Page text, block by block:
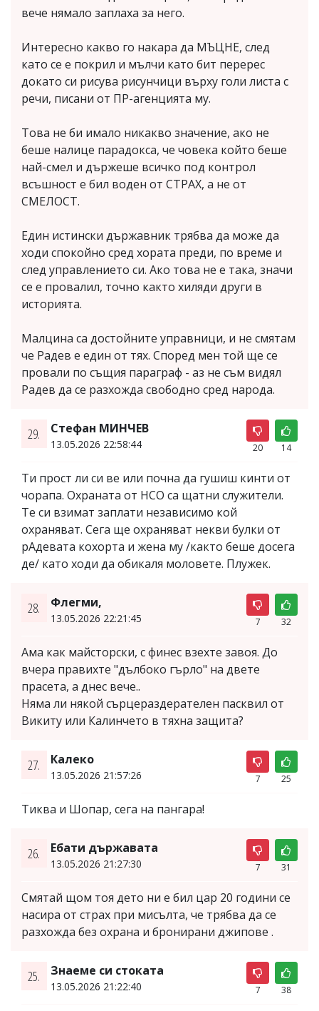
вече нямало заплаха за него.
Интересно какво го накара да МЪЦНЕ, след
като се е покрил и мълчи като бит перерес
докато си рисува рисунчици върху голи листа с
речи, писани от ПР-агенцията му.
Това не би имало никакво значение, ако не
беше налице парадокса, че човека който беше
най-смел и държеше всичко под контрол
всъшност е бил воден от СТРАХ, а не от
СМЕЛОСТ.
Един истински държавник трябва да може да
ходи спокойно сред хората преди, по време и
след управлението си. Ако това не е така, значи
се е провалил, точно както хиляди други в
историята.
Малцина са достойните управници, и не смятам
че Радев е един от тях. Според мен той ще се
провали по същия параграф - аз не съм видял
Радев да се разхожда свободно сред народа.
29. Стефан МИНЧЕВ
13.05.2026 22:58:44 20 14
Ти прост ли си ве или почна да гушиш кинти от
чорапа. Охраната от НСО са щатни служители.
Те си взимат заплати независимо кой
охраняват. Сега ще охраняват некви булки от
рАдевата кохорта и жена му /както беше досега
де/ като ходи да обикаля моловете. Плужек.
28. Флегми,
13.05.2026 22:21:45 7 32
Ама как майсторски, с финес взехте завоя. До
вчера правихте "дълбоко гърло" на двете
прасета, а днес вече..
Няма ли някой сърцераздерателен пасквил от
Викиту или Калинчето в тяхна защита?
27. Калеко
13.05.2026 21:57:26 7 25
Тиква и Шопар, сега на пангара!
26. Ебати държавата
13.05.2026 21:27:30 7 31
Смятай щом тоя дето ни е бил цар 20 години се
насира от страх при мисълта, че трябва да се
разхожда без охрана и бронирани джипове .
25. Знаеме си стоката
13.05.2026 21:22:40 7 38